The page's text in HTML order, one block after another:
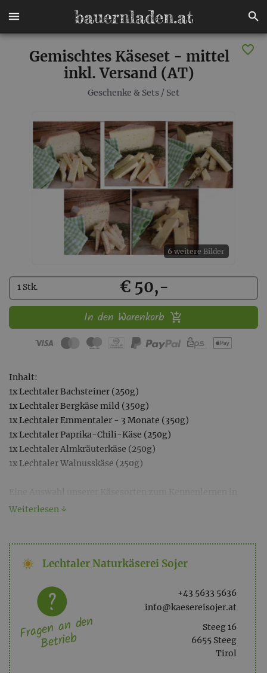
Gemischtes Käseset - mittel
inkl. Versand (AT)
Geschenke & Sets / Set
6 weitere Bilder
Kaufen
1 Stk. € 50,-
In den Warenkorb
Inhalt:
1x Lechtaler Bachsteiner (250g)
1x Lechtaler Bergkäse mild (350g)
1x Lechtaler Emmentaler - 3 Monate (350g)
1x Lechtaler Paprika-Chili-Käse (250g)
1x Lechtaler Almkräuterkäse (250g)
1x Lechtaler Walnusskäse (250g)
einem Set!
gratis dazu!
Der Versand erfolgt ohne Geschenkkarton und Dekoration.
Weiterlesen ↓
Lechtaler Naturkäserei Sojer
+43 5633 5636
info@kaesereisojer.at
Steeg 16
6655 Steeg
Tirol
Fragen an den
Betrieb